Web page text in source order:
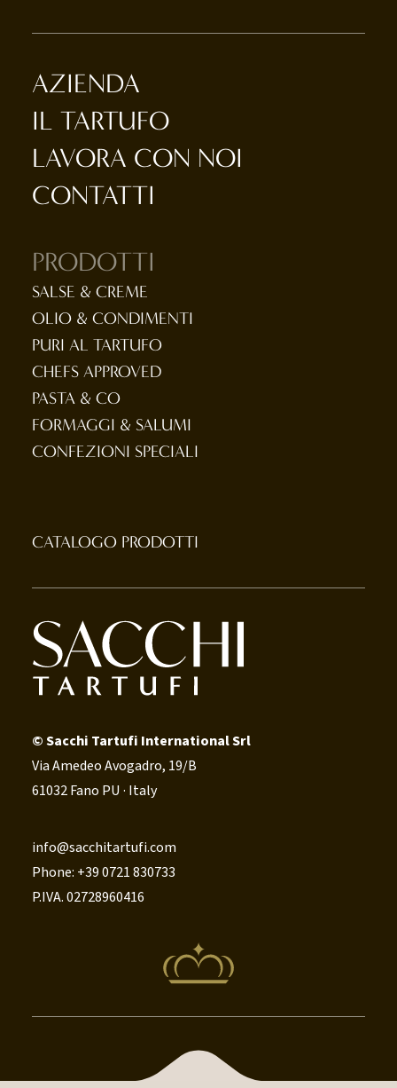
AZIENDA
IL TARTUFO
LAVORA CON NOI
CONTATTI
PRODOTTI
SALSE & CREME
OLIO & CONDIMENTI
PURI AL TARTUFO
CHEFS APPROVED
PASTA & CO
FORMAGGI & SALUMI
CONFEZIONI SPECIALI
CATALOGO PRODOTTI
© Sacchi Tartufi International Srl
Via Amedeo Avogadro, 19/B
61032 Fano PU · Italy
info@sacchitartufi.com
Phone: +39 0721 830733
P.IVA. 02728960416